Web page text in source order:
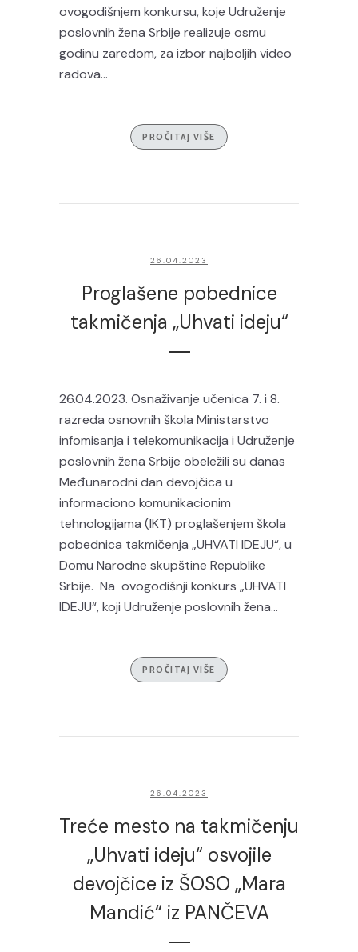
ovogodišnjem konkursu, koje Udruženje
poslovnih žena Srbije realizuje osmu
godinu zaredom, za izbor najboljih video
radova...
PROČITAJ VIŠE
26.04.2023
Proglašene pobednice
takmičenja „Uhvati ideju“
26.04.2023. Osnaživanje učenica 7. i 8.
razreda osnovnih škola Ministarstvo
infomisanja i telekomunikacija i Udruženje
poslovnih žena Srbije obeležili su danas
Međunarodni dan devojčica u
informaciono komunikacionim
tehnologijama (IKT) proglašenjem škola
pobednica takmičenja „UHVATI IDEJU“, u
Domu Narodne skupštine Republike
Srbije. Na ovogodišnji konkurs „UHVATI
IDEJU“, koji Udruženje poslovnih žena...
PROČITAJ VIŠE
26.04.2023
Treće mesto na takmičenju
„Uhvati ideju“ osvojile
devojčice iz ŠOSO „Mara
Mandić“ iz PANČEVA